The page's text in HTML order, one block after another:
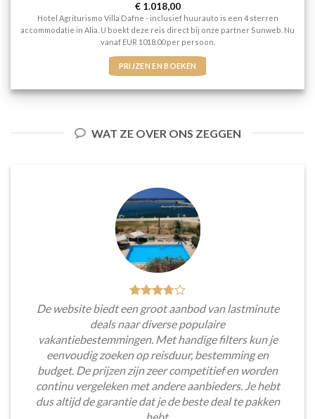
Gewaardeerd
4uit 5
€1.018,00
Hotel Agriturismo Villa Dafne - inclusief huurauto is een 4 sterren
accommodatie in Alia. U boekt deze reis direct bij onze partner Sunweb. Nu
vanaf EUR 1018.00 per persoon.
PRIJZEN EN BOEKEN
WAT ZE OVER ONS ZEGGEN
De website biedt een groot aanbod van lastminute
deals naar diverse populaire
vakantiebestemmingen. Met handige filters kun je
eenvoudig zoeken op reisduur, bestemming en
budget. De prijzen zijn zeer competitief en worden
continu vergeleken met andere aanbieders. Je hebt
dus altijd de garantie dat je de beste deal te pakken